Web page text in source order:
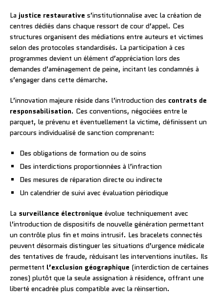
La justice restaurative s’institutionnalise avec la création de
centres dédiés dans chaque ressort de cour d’appel. Ces
structures organisent des médiations entre auteurs et victimes
selon des protocoles standardisés. La participation à ces
programmes devient un élément d’appréciation lors des
demandes d’aménagement de peine, incitant les condamnés à
s’engager dans cette démarche.
L’innovation majeure réside dans l’introduction des contrats de
responsabilisation. Ces conventions, négociées entre le
parquet, le prévenu et éventuellement la victime, définissent un
parcours individualisé de sanction comprenant:
Des obligations de formation ou de soins
Des interdictions proportionnées à l’infraction
Des mesures de réparation directe ou indirecte
Un calendrier de suivi avec évaluation périodique
La surveillance électronique évolue techniquement avec
l’introduction de dispositifs de nouvelle génération permettant
un contrôle plus fin et moins intrusif. Les bracelets connectés
peuvent désormais distinguer les situations d’urgence médicale
des tentatives de fraude, réduisant les interventions inutiles. Ils
permettent l’exclusion géographique (interdiction de certaines
zones) plutôt que la seule assignation à résidence, offrant une
liberté encadrée plus compatible avec la réinsertion.